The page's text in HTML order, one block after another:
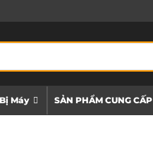
Máy SẢN PHẨM CUNG CẤP